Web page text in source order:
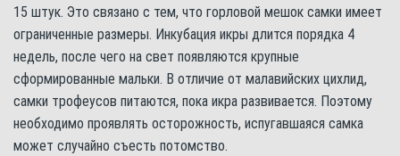
15 штук. Это связано с тем, что горловой мешок самки имеет
ограниченные размеры. Инкубация икры длится порядка 4
недель, после чего на свет появляются крупные
сформированные мальки. В отличие от малавийских цихлид,
самки трофеусов питаются, пока икра развивается. Поэтому
необходимо проявлять осторожность, испугавшаяся самка
может случайно съесть потомство.